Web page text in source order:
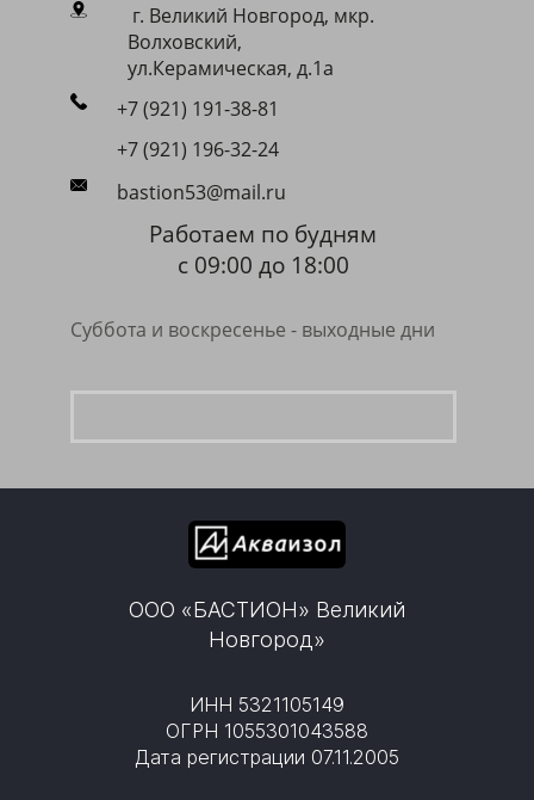
г. Великий Новгород, мкр.
Волховский,
ул.Керамическая, д.1a
+7 (921) 191-38-81
+7 (921) 196-32-24
bastion53@mail.ru
Работаем по будням
с 09:00 до 18:00
Суббота и воскресенье - выходные дни
ООО «БАСТИОН» Великий
Новгород»
ИНН 5321105149
ОГРН 1055301043588
Дата регистрации 07.11.2005